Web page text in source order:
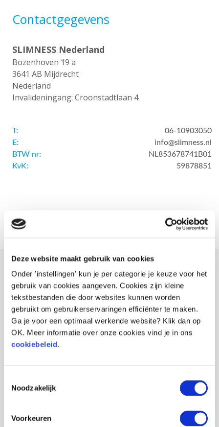
Deze website maakt gebruik van cookies
Onder 'instellingen' kun je per categorie je keuze voor het
gebruik van cookies aangeven. Cookies zijn kleine
tekstbestanden die door websites kunnen worden
gebruikt om gebruikerservaringen efficiënter te maken.
Ga je voor een optimaal werkende website? Klik dan op
OK. Meer informatie over onze cookies vind je in ons
cookiebeleid.
Noodzakelijk
Voorkeuren
Contactgegevens
SLIMNESS Nederland
Bozenhoven 19 a
3641 AB Mijdrecht
Nederland
Invalideningang: Croonstadtlaan 4
T:
06-10903050
E:
info@slimness.nl
BTW nr:
NL853678741B01
KvK:
59878851